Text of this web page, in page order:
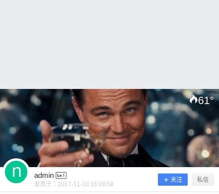
61°
admin
发表于： 2017-11-10 16:08:58
关注 私信
扫描二维码继续阅读